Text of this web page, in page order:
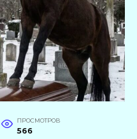
ПРОСМОТРОВ
566